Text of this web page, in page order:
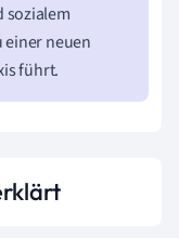
sozialem
einer neuen
führt.